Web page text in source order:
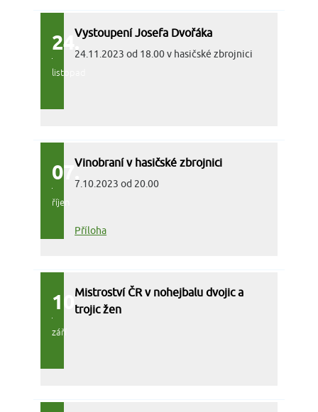
24.
listopad
Vystoupení Josefa Dvořáka
24.11.2023 od 18.00 v hasičské zbrojnici
07.
říjen
Vinobraní v hasičské zbrojnici
7.10.2023 od 20.00
Příloha
10.
září
Mistroství ČR v nohejbalu dvojic a
trojic žen